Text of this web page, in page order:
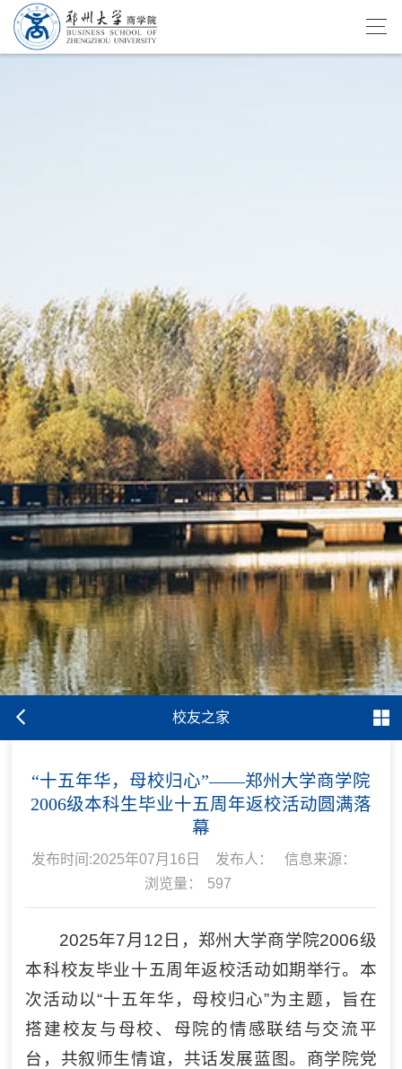
校友之家
“十五年华，母校归心”——郑州大学商学院
2006级本科生毕业十五周年返校活动圆满落
幕
发布时间:2025年07月16日 发布人：
信息来源：
浏览量：
597
2025年7月12日，郑州大学商学院2006级
本科校友毕业十五周年返校活动如期举行。本
次活动以“十五年华，母校归心”为主题，旨在
搭建校友与母校、母院的情感联结与交流平
台，共叙师生情谊，共话发展蓝图。商学院党